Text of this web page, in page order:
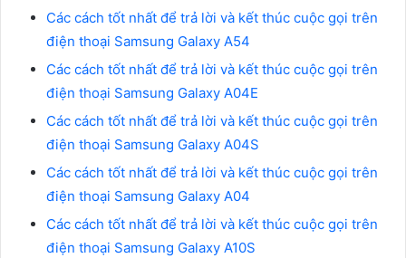
Các cách tốt nhất để trả lời và kết thúc cuộc gọi trên
điện thoại Samsung Galaxy A54
Các cách tốt nhất để trả lời và kết thúc cuộc gọi trên
điện thoại Samsung Galaxy A04E
Các cách tốt nhất để trả lời và kết thúc cuộc gọi trên
điện thoại Samsung Galaxy A04S
Các cách tốt nhất để trả lời và kết thúc cuộc gọi trên
điện thoại Samsung Galaxy A04
Các cách tốt nhất để trả lời và kết thúc cuộc gọi trên
điện thoại Samsung Galaxy A10S